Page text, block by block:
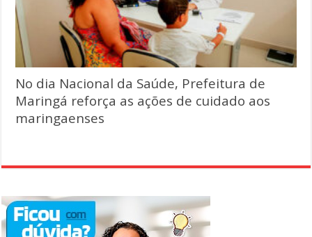
No dia Nacional da Saúde, Prefeitura de
Maringá reforça as ações de cuidado aos
maringaenses